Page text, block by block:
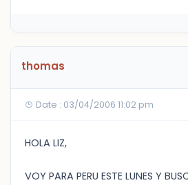
thomas
Date : 03/04/2006 11:02 pm
HOLA LIZ,
VOY PARA PERU ESTE LUNES Y